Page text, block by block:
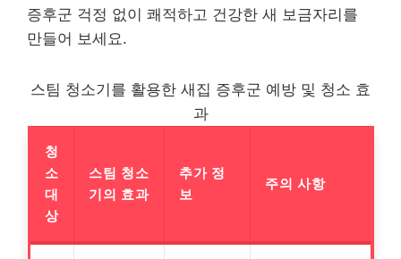
증후군 걱정 없이 쾌적하고 건강한 새 보금자리를
만들어 보세요.
스팀 청소기를 활용한 새집 증후군 예방 및 청소 효
과
청
소
대
상
스팀 청소
기의 효과
추가 정
보
주의 사항